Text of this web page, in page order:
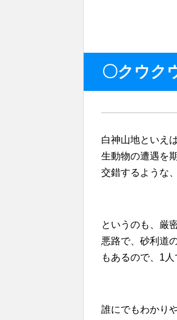
〇クウク
白神山地といえ
生動物の遭遇を
交錯するような
というのも、厳
悪路で、砂利道
もあるので、1
誰にでもわかり